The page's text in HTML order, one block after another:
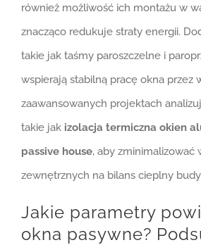
również możliwość ich montażu w
znacząco redukuje straty energii.
takie jak taśmy paroszczelne i
wspierają stabilną pracę okna przez
zaawansowanych projektach
takie jak izolacja termiczna okien
passive house, aby zminimalizować
zewnętrznych na bilans cieplny
Jakie parametry
okna pasywne?